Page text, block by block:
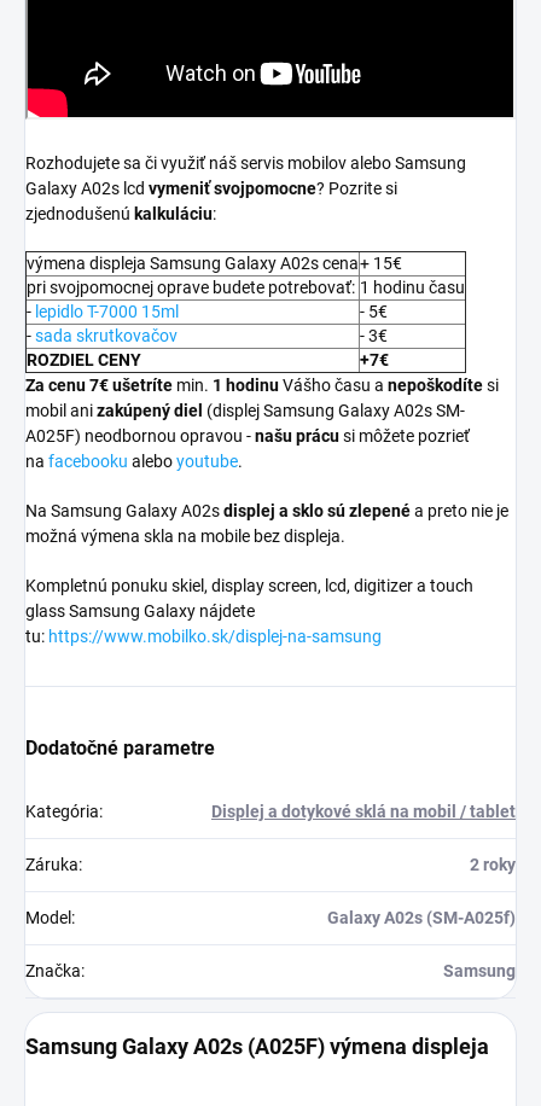
Rozhodujete sa či využiť náš servis mobilov alebo Samsung
Galaxy A02s lcd vymeniť svojpomocne? Pozrite si
zjednodušenú kalkuláciu:
výmena displeja Samsung Galaxy A02s cena+ 15€
pri svojpomocnej oprave budete potrebovať: 1 hodinu času
- lepidlo T-7000 15ml
- 5€
-sada skrutkovačov
- 3€
ROZDIEL CENY
+7€
Za cenu 7€ ušetríte min. 1 hodinuVášho času a nepoškodítesi
mobil anizakúpený diel (displej Samsung Galaxy A02s SM-
A025F) neodbornou opravou -našu prácusi môžete pozrieť
na facebooku aleboyoutube.
Na Samsung Galaxy A02sdisplej a sklo sú zlepenéa preto nie je
možná výmena skla na mobile bez displeja.
Kompletnú ponuku skiel, display screen, lcd, digitizer a touch
glass Samsung Galaxy nájdete
tu: https://www.mobilko.sk/displej-na-samsung
Dodatočné parametre
Kategória: Displej a dotykové sklá na mobil / tablet
Záruka: 2 roky
Model : Galaxy A02s (SM-A025f)
Značka: Samsung
Samsung Galaxy A02s (A025F) výmena displeja